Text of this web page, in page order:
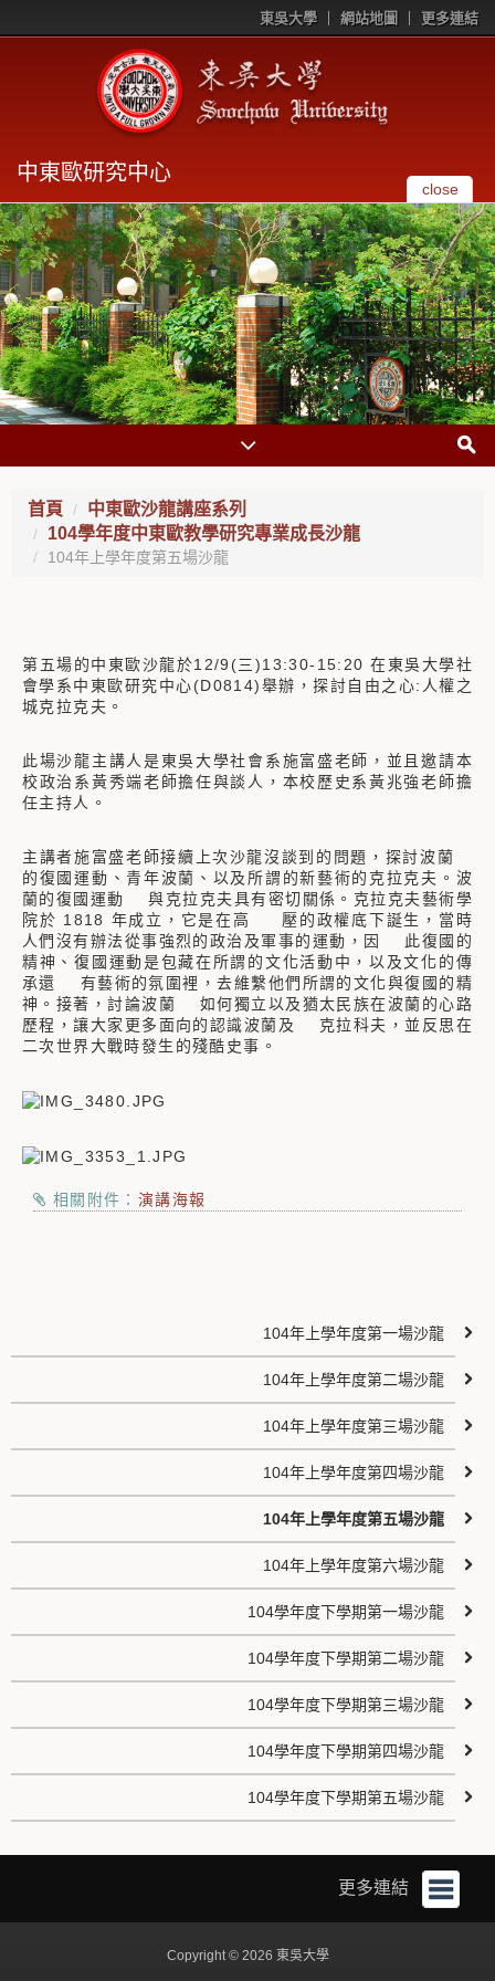
東吳大學 網站地圖 更多連結
中東歐研究中心
close
首頁
中東歐沙龍講座系列
104學年度中東歐教學研究專業成長沙龍
104年上學年度第五場沙龍
第五場的中東歐沙龍於12/9(三)13:30-15:20 在東吳大學社
會學系中東歐研究中心(D0814)舉辦，探討自由之心:人權之
城克拉克夫。
此場沙龍主講人是東吳大學社會系施富盛老師，並且邀請本
校政治系黃秀端老師擔任與談人，本校歷史系黃兆強老師擔
任主持人。
主講者施富盛老師接續上次沙龍沒談到的問題，探討波蘭
的復國運動、青年波蘭、以及所謂的新藝術的克拉克夫。波
蘭的復國運動 與克拉克夫具有密切關係。克拉克夫藝術學
院於 1818 年成立，它是在高 壓的政權底下誕生，當時
人們沒有辦法從事強烈的政治及軍事的運動，因 此復國的
精神、復國運動是包藏在所謂的文化活動中，以及文化的傳
承還 有藝術的氛圍裡，去維繫他們所謂的文化與復國的精
神。接著，討論波蘭 如何獨立以及猶太民族在波蘭的心路
歷程，讓大家更多面向的認識波蘭及 克拉科夫，並反思在
二次世界大戰時發生的殘酷史事。
相關附件： 演講海報
104年上學年度第一場沙龍
104年上學年度第二場沙龍
104年上學年度第三場沙龍
104年上學年度第四場沙龍
104年上學年度第五場沙龍
104年上學年度第六場沙龍
104學年度下學期第一場沙龍
104學年度下學期第二場沙龍
104學年度下學期第三場沙龍
104學年度下學期第四場沙龍
104學年度下學期第五場沙龍
更多連結
Copyright © 2026 東吳大學